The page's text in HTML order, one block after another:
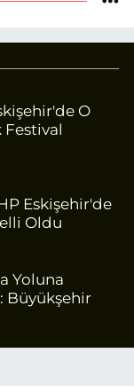
O
Festival
Eskişehir'de
Oldu
Yoluna
Büyükşehir